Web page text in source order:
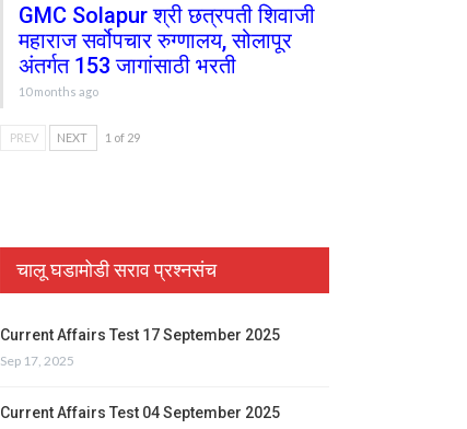
GMC Solapur श्री छत्रपती शिवाजी
महाराज सर्वोपचार रुग्णालय, सोलापूर
अंतर्गत 153 जागांसाठी भरती
10 months ago
PREV NEXT 1 of 29
चालू घडामोडी सराव प्रश्नसंच
Current Affairs Test 17 September 2025
Sep 17, 2025
Current Affairs Test 04 September 2025